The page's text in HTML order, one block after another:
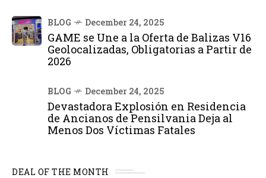
BLOG December 24, 2025
GAME se Une a la Oferta de Balizas V16
Geolocalizadas, Obligatorias a Partir de
2026
BLOG December 24, 2025
Devastadora Explosión en Residencia
de Ancianos de Pensilvania Deja al
Menos Dos Víctimas Fatales
DEAL OF THE MONTH